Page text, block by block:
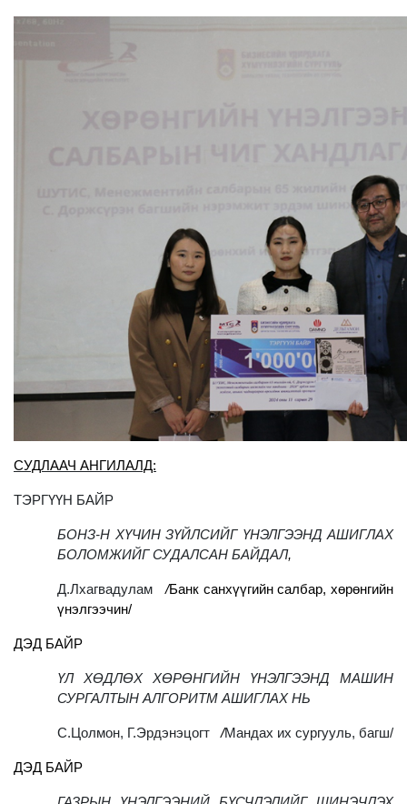
СУДЛААЧ АНГИЛАЛД:
ТЭРГҮҮН БАЙР
БОНЗ-Н ХҮЧИН ЗҮЙЛСИЙГ ҮНЭЛГЭЭНД АШИГЛАХ
БОЛОМЖИЙГ СУДАЛСАН БАЙДАЛ,
Д.Лхагвадулам /Банк санхүүгийн салбар, хөрөнгийн
үнэлгээчин/
ДЭД БАЙР
ҮЛ ХӨДЛӨХ ХӨРӨНГИЙН ҮНЭЛГЭЭНД МАШИН
СУРГАЛТЫН АЛГОРИТМ АШИГЛАХ НЬ
С.Цолмон, Г.Эрдэнэцогт /Мандах их сургууль, багш/
ДЭД БАЙР